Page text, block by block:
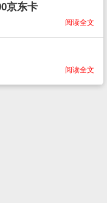
京东卡
阅读全文
阅读全文